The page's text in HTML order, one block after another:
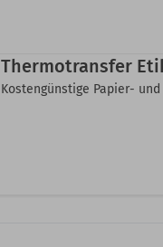
Thermotransfer
Kostengünstige Papier-